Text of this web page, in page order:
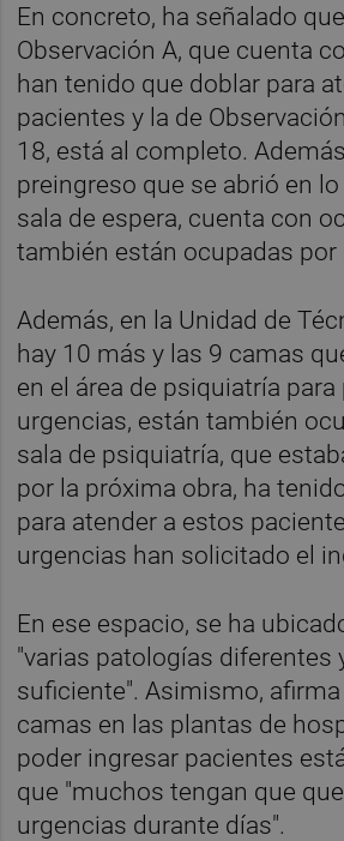
En concreto, ha señalado
Observación A, que cuenta
han tenido que doblar para
pacientes y la de
18, está al completo.
preingreso que se abrió en
sala de espera, cuenta con
también están ocupadas por
Además, en la Unidad de
hay 10 más y las 9 camas
en el área de psiquiatría
urgencias, están también
sala de psiquiatría, que
por la próxima obra, ha
para atender a estos
urgencias han solicitado el
En ese espacio, se ha
"varias patologías diferentes
suficiente". Asimismo,
camas en las plantas de
poder ingresar pacientes
que "muchos tengan que
urgencias durante días".